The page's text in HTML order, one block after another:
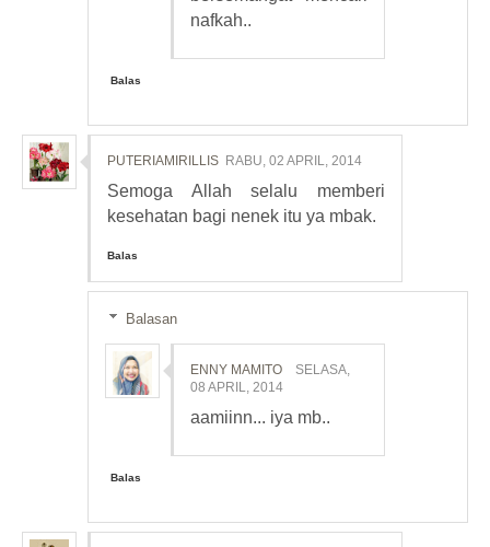
nafkah..
Balas
PUTERIAMIRILLIS RABU, 02 APRIL, 2014
Semoga Allah selalu memberi
kesehatan bagi nenek itu ya mbak.
Balas
Balasan
ENNY MAMITO
SELASA,
08 APRIL, 2014
aamiinn... iya mb..
Balas